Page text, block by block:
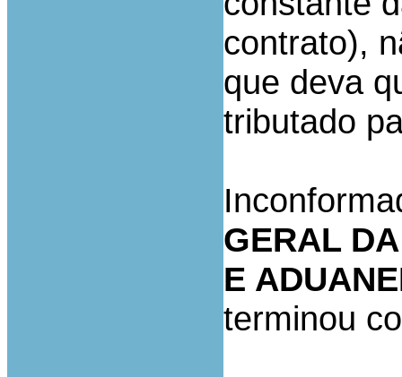
contrato),
que deva
tributado
GERAL
E
terminou